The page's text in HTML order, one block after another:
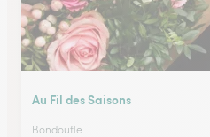
Au Fil des Saisons
Bondoufle